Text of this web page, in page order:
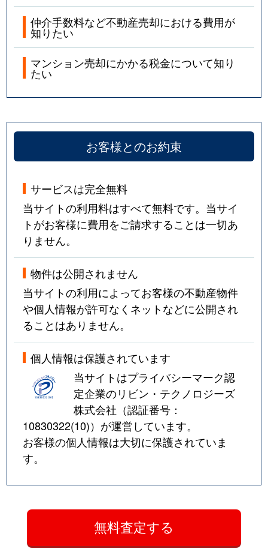
仲介手数料など不動産売却における費用が
知りたい
マンション売却にかかる税金について知り
たい
お客様とのお約束
サービスは完全無料
当サイトの利用料はすべて無料です。当サイ
トがお客様に費用をご請求することは一切あ
りません。
物件は公開されません
当サイトの利用によってお客様の不動産物件
や個人情報が許可なくネットなどに公開され
ることはありません。
個人情報は保護されています
当サイトはプライバシーマーク認
定企業のリビン・テクノロジーズ
株式会社（認証番号：
10830322(10)）が運営しています。
お客様の個人情報は大切に保護されていま
す。